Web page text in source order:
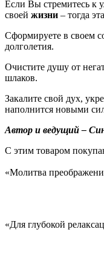
Если Вы стремитесь к
своей жизни – тогда
Сформируете в своем
долголетия.
Очистите душу от
шлаков.
Закалите свой дух,
наполнится новыми
Автор и ведущий –
С этим товаром
«Молитва
«Для глубокой